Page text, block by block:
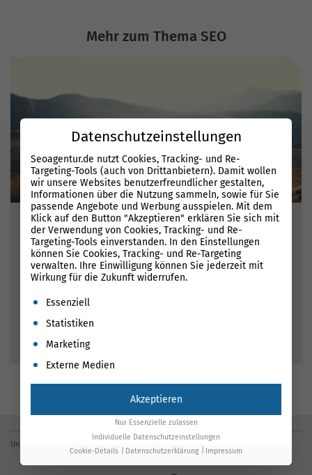
Mehr zum Thema SEO
Was ist SEO?
25.07.2023 - Florian Müller (GF)
1. EinführungSEO ist ein Begriff, der in aller Munde ist, aber Sie
und wie kann ich es am besten für...
Unsere Referenzen
Datenschutzeinstellungen
Seoagentur.de nutzt Cookies, Tracking- und Re-
Targeting-Tools (auch von Drittanbietern). Damit wollen
wir unsere Websites benutzerfreundlicher gestalten,
Informationen über die Nutzung sammeln, sowie für Sie
passende Angebote und Werbung ausspielen. Mit dem
Klick auf den Button "Akzeptieren" erklären Sie sich mit
der Verwendung von Cookies, Tracking- und Re-
Targeting-Tools einverstanden. In den Einstellungen
können Sie Cookies, Tracking- und Re-Targeting
verwalten. Ihre Einwilligung können Sie jederzeit mit
Wirkung für die Zukunft widerrufen.
Es folgt eine Liste der Service-Gruppen, für die eine
Essenziell
Statistiken
Marketing
Externe Medien
Akzeptieren
Nur Essenzielle zulassen
Individuelle Datenschutzeinstellungen
Cookie-Details
Datenschutzerklärung Impressum